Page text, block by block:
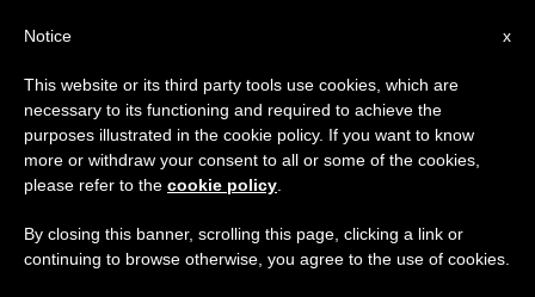
VIAGGI
x
Notice
This website or its third party tools use cookies, which are
necessary to its functioning and required to achieve the
purposes illustrated in the cookie policy. If you want to know
more or withdraw your consent to all or some of the cookies,
please refer to the cookie policy
By closing this banner, scrolling this page, clicking a link or
continuing to browse otherwise, you agree to the use of cookies.